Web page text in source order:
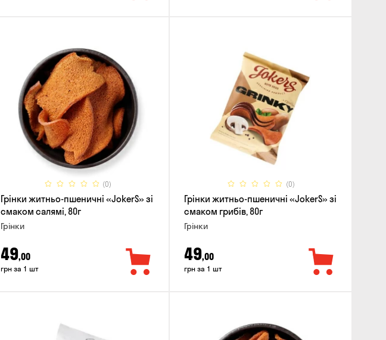
(0)
Грінки житньо-пшеничні «JokerS» зі
смаком салямі, 80г
Грінки
49,00
грн за 1 шт
(0)
Грінки житньо-пшеничні «JokerS» зі
смаком грибів, 80г
Грінки
49,00
грн за 1 шт